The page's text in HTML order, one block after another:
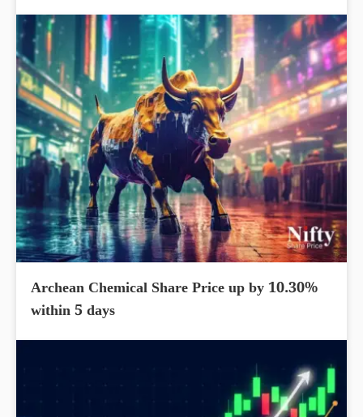
Archean Chemical Share Price up by 10.30%
within 5 days